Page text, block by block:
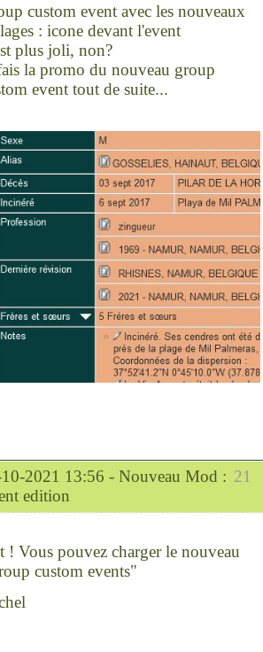
custom event avec les nouveaux
: icone devant l'event
plus joli, non?
la promo du nouveau group
event tout de suite...
21
2021 13:56 - Nouveau Mod :
edition
! Vous pouvez charger le nouveau
custom events"